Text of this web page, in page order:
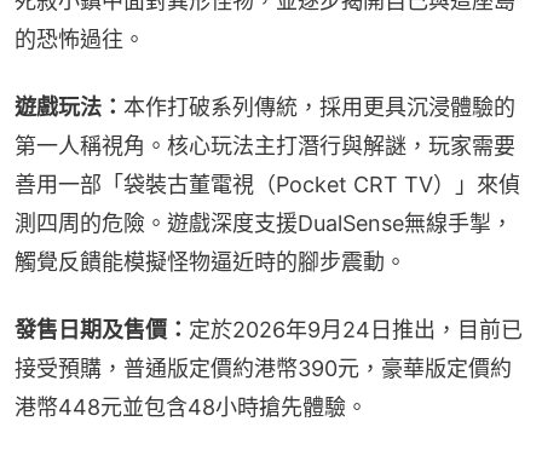
的恐怖過往。
遊戲玩法： 本作打破系列傳統，採用更具沉浸體驗的
第一人稱視角。核心玩法主打潛行與解謎，玩家需要
善用一部「袋裝古董電視（Pocket CRT TV）」來偵
測四周的危險。遊戲深度支援DualSense無線手掣，
觸覺反饋能模擬怪物逼近時的腳步震動。
發售日期及售價： 定於2026年9月24日推出，目前已
接受預購，普通版定價約港幣390元，豪華版定價約
港幣448元並包含48小時搶先體驗。